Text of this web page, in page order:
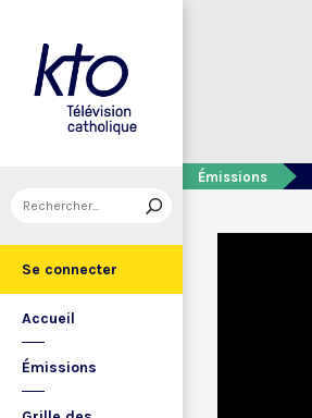
Se connecter
Accueil
Émissions
Émissions